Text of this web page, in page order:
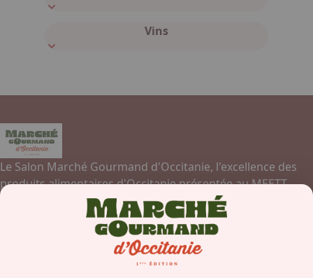
Vins
Le Salon Marché Gourmand d'Occitanie, l'excellence des
produits alimentaires d'Occitanie présentée au MEETT,
Parc des Expositions, Centre de Conventions et Congrès de